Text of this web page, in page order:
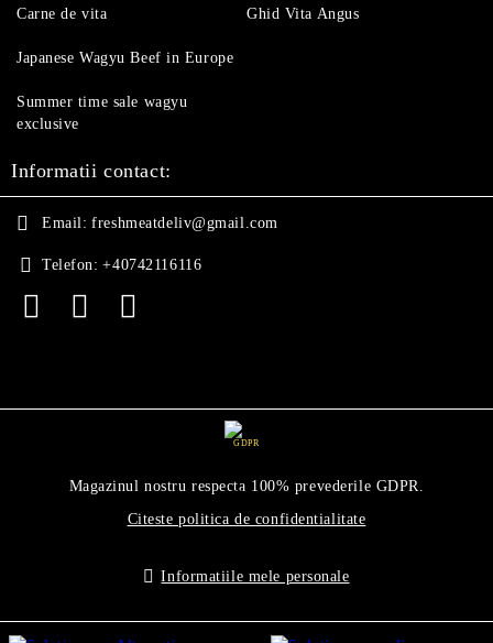
Carne de vita Ghid Vita Angus
Japanese Wagyu Beef in Europe
Summer time sale wagyu
exclusive
Informatii contact:
Email: freshmeatdeliv@gmail.com
Telefon: +40742116116
GDPR
Magazinul nostru respecta 100% prevederile GDPR.
Citeste politica de confidentialitate
Informatiile mele personale